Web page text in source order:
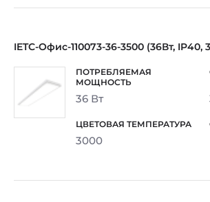
IETC-Офис-110073-36-3500 (36Вт, IP40,
36 Вт
3000